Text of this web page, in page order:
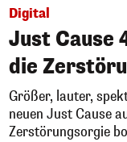
Digital
Just Cause
die
Größer, lauter,
neuen Just Cause
Zerstörungsorgie